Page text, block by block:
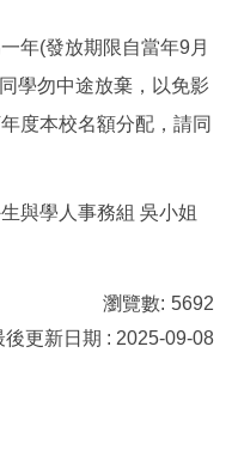
年(發放期限自當年9月
學勿中途放棄，以免影
度本校名額分配，請同
與學人事務組 吳小姐
瀏覽數: 5692
後更新日期 : 2025-09-08